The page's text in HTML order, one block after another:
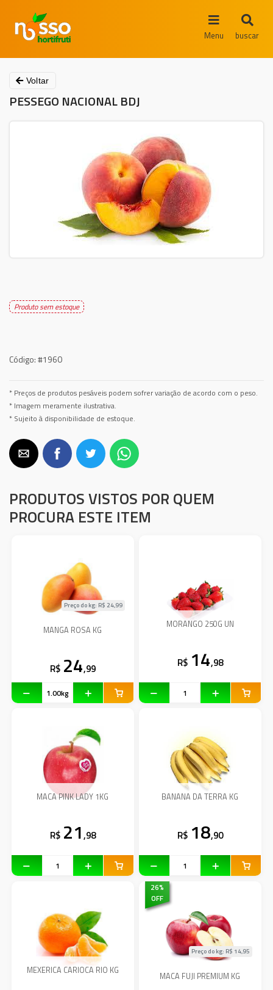
Menu buscar
Voltar
PESSEGO NACIONAL BDJ
Produto sem estoque
Código:#1960
* Preços de produtos pesáveis podem sofrer variação de acordo com o peso.
* Imagem meramente ilustrativa.
* Sujeito à disponibilidade de estoque.
PRODUTOS VISTOS POR QUEM
PROCURA ESTE ITEM
MANGA ROSA KG
Preço do kg: R$ 24,99
R$ 24,99
MORANGO 250G UN
R$ 14,98
MACA PINK LADY 1KG
R$ 21,98
BANANA DA TERRA KG
R$ 18,90
MEXERICA CARIOCA RIO KG
26%
OFF
MACA FUJI PREMIUM KG
Preço do kg: R$ 14,95